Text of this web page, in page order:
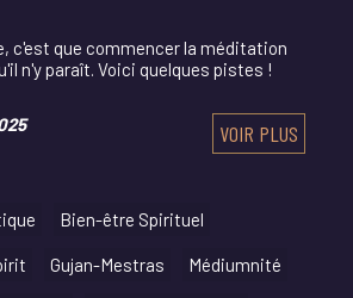
c'est que commencer la méditation
n'y paraît. Voici quelques pistes !
VOIR PLUS
Bien-être Spirituel
Gujan-Mestras Médiumnité